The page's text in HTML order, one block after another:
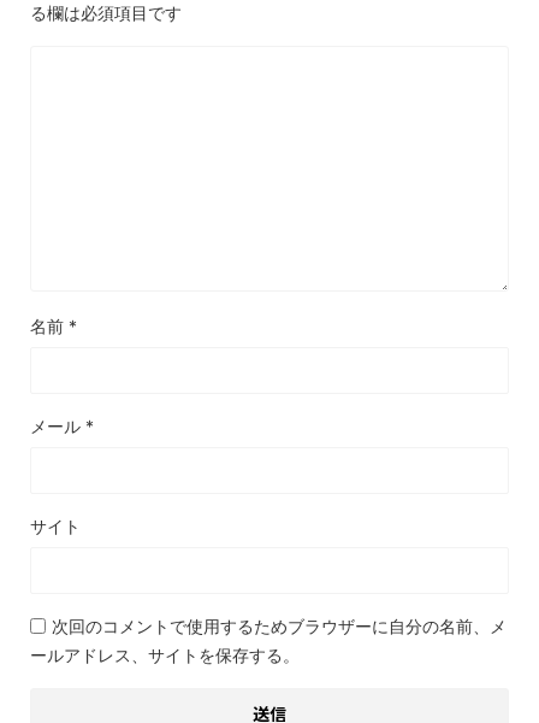
る欄は必須項目です
名前 *
メール *
サイト
次回のコメントで使用するためブラウザーに自分の名前、メ
ールアドレス、サイトを保存する。